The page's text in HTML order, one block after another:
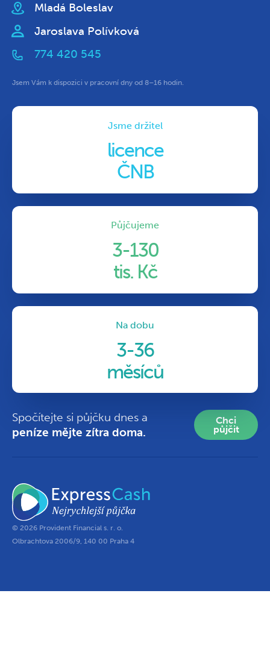
Mladá Boleslav
Jaroslava Polívková
774 420 545
Jsem Vám k dispozici v pracovní dny od 8–16 hodin.
Jsme držitel
licence
ČNB
Půjčujeme
3-130
tis. Kč
Na dobu
3-36
měsíců
Spočítejte si půjčku dnes a
peníze mějte zítra doma.
Chci
půjčit
© 2026 Provident Financial s. r. o.
Olbrachtova 2006/9, 140 00 Praha 4